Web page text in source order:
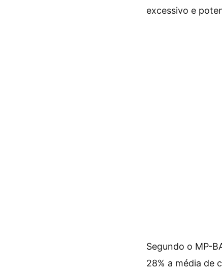
excessivo e
Segundo o MP-
28% a média de